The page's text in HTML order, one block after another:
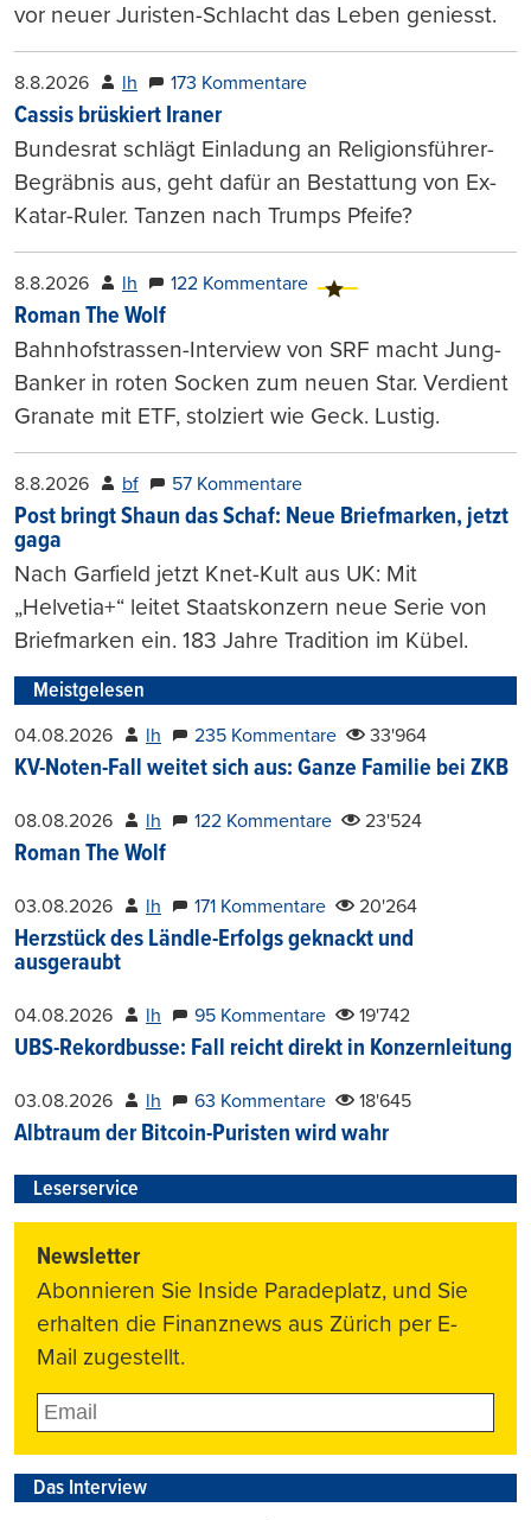
vor neuer Juristen-Schlacht das Leben geniesst.
8.8.2026 lh 173 Kommentare
Cassis brüskiert Iraner
Bundesrat schlägt Einladung an Religionsführer-
Begräbnis aus, geht dafür an Bestattung von Ex-
Katar-Ruler. Tanzen nach Trumps Pfeife?
8.8.2026 lh 122 Kommentare
Roman The Wolf
Bahnhofstrassen-Interview von SRF macht Jung-
Banker in roten Socken zum neuen Star. Verdient
Granate mit ETF, stolziert wie Geck. Lustig.
8.8.2026 bf 57 Kommentare
Post bringt Shaun das Schaf: Neue Briefmarken, jetzt
gaga
Nach Garfield jetzt Knet-Kult aus UK: Mit
„Helvetia+“ leitet Staatskonzern neue Serie von
Briefmarken ein. 183 Jahre Tradition im Kübel.
Meistgelesen
04.08.2026 lh 235 Kommentare 33'964
KV-Noten-Fall weitet sich aus: Ganze Familie bei ZKB
08.08.2026 lh 122 Kommentare 23'524
Roman The Wolf
03.08.2026 lh 171 Kommentare 20'264
Herzstück des Ländle-Erfolgs geknackt und
ausgeraubt
04.08.2026 lh 95 Kommentare 19'742
UBS-Rekordbusse: Fall reicht direkt in Konzernleitung
03.08.2026 lh 63 Kommentare 18'645
Albtraum der Bitcoin-Puristen wird wahr
Leserservice
Newsletter
Abonnieren Sie Inside Paradeplatz, und Sie
erhalten die Finanznews aus Zürich per E-
Mail zugestellt.
Das Interview